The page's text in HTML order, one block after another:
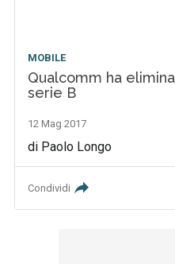
MOBILE
Qualcomm ha
serie B
12 Mag 2017
di Paolo Longo
Condividi